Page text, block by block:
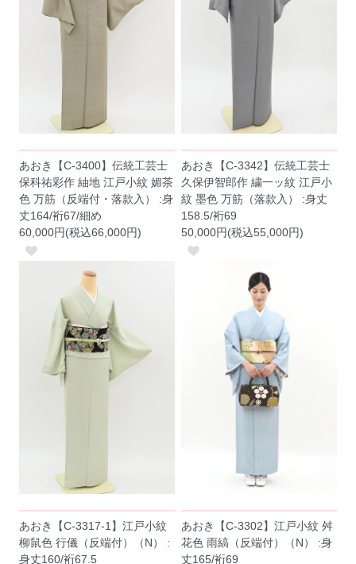
あおき【C-3400】伝統工芸士
保科祐彩作 紬地 江戸小紋 媚茶
色 万筋（反端付・落款入） :身
丈164/裄67/細め
60,000円(税込66,000円)
あおき【C-3342】伝統工芸士
久保伊智郎作 繍一ッ紋 江戸小
紋 墨色 万筋（落款入） :身丈
158.5/裄69
50,000円(税込55,000円)
あおき【C-3317-1】江戸小紋
柳鼠色 行儀（反端付）（N） :
身丈160/裄67.5
あおき【C-3302】江戸小紋 舛
花色 雨縞（反端付）（N） :身
丈165/裄69